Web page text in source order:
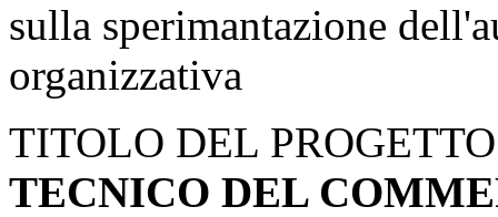
sulla sperimantazione
organizzativa
TITOLO DEL PROGETTO
TECNICO DEL